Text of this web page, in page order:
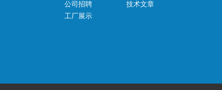
公司招聘
工厂展示
技术文章